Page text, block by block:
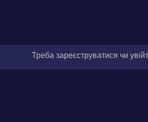
Треба зареєструватися чи